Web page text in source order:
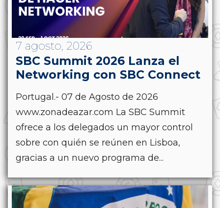
7 agosto, 2026
SBC Summit 2026 Lanza el
Networking con SBC Connect
Portugal.- 07 de Agosto de 2026
www.zonadeazar.com La SBC Summit
ofrece a los delegados un mayor control
sobre con quién se reúnen en Lisboa,
gracias a un nuevo programa de...